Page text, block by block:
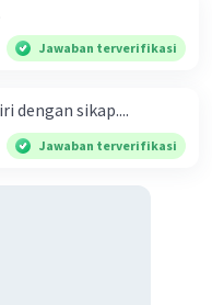
Jawaban terverifikasi
dengan sikap....
Jawaban terverifikasi